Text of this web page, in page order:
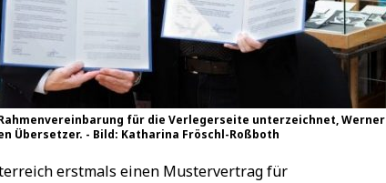
für die Verlegerseite unterzeichnet, Werner
Übersetzer. - Bild: Katharina Fröschl-Roßboth
erstmals einen Mustervertrag für